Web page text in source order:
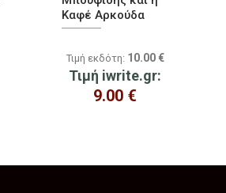
Καφέ Αρκούδα
Τιμή εκδότη: 10.00 €
Τιμή iwrite.gr:
9.00 €